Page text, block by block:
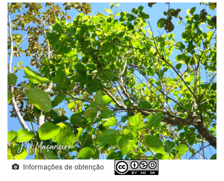
Informações de obtenção